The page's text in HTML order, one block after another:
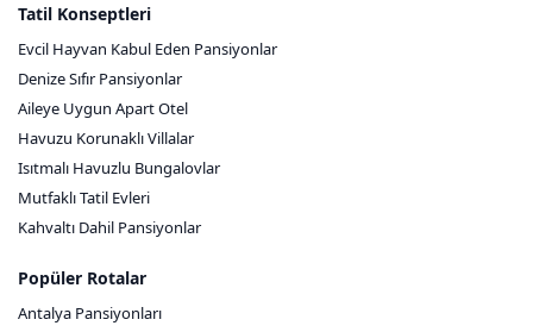
Tatil Konseptleri
Evcil Hayvan Kabul Eden Pansiyonlar
Denize Sıfır Pansiyonlar
Aileye Uygun Apart Otel
Havuzu Korunaklı Villalar
Isıtmalı Havuzlu Bungalovlar
Mutfaklı Tatil Evleri
Kahvaltı Dahil Pansiyonlar
Popüler Rotalar
Antalya Pansiyonları